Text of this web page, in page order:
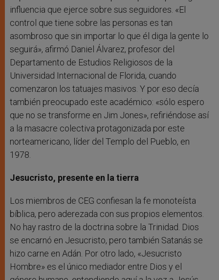
influencia que ejerce sobre sus seguidores. «El
control que tiene sobre las personas es tan
asombroso que sin importar lo que él diga la gente lo
seguirá», afirmó Daniel Álvarez, profesor del
Departamento de Estudios Religiosos de la
Universidad Internacional de Florida, cuando
comenzaron los tatuajes masivos. Y por eso decía
también preocupado este académico: «sólo espero
que no se transforme en Jim Jones», refiriéndose así
a la masacre colectiva protagonizada por este
norteamericano, líder del Templo del Pueblo, en
1978.
Jesucristo, presente en la tierra
Los miembros de CEG confiesan la fe monoteísta
bíblica, pero aderezada con sus propios elementos.
No hay rastro de la doctrina sobre la Trinidad. Dios
se encarnó en Jesucristo, pero también Satanás se
hizo carne en Adán. Por otro lado, «Jesucristo
Hombre» es el único mediador entre Dios y el